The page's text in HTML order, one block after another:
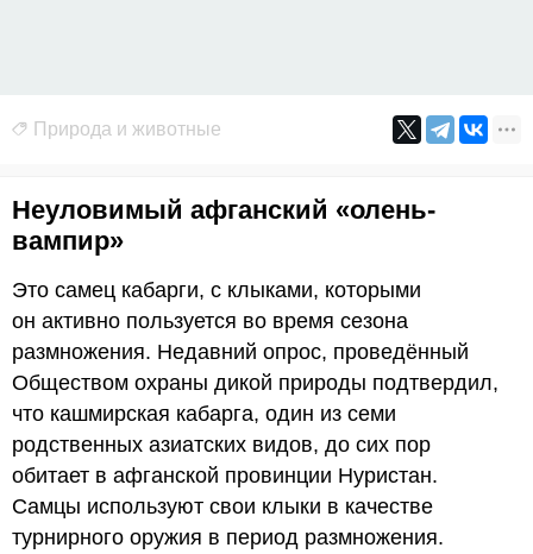
Природа и животные
Неуловимый афганский «олень-
вампир»
Это самец кабарги, с клыками, которыми
он активно пользуется во время сезона
размножения. Недавний опрос, проведённый
Обществом охраны дикой природы подтвердил,
что кашмирская кабарга, один из семи
родственных азиатских видов, до сих пор
обитает в афганской провинции Нуристан.
Самцы используют свои клыки в качестве
турнирного оружия в период размножения.